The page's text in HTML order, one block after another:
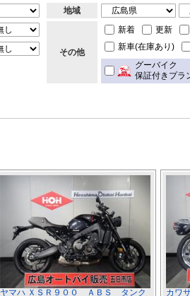
地域
その他
新着 更新
新車(在庫あり)
グーバイク
保証付きプラ
ヤマハ ＸＳＲ９００ ＡＢＳ タンク
カワ